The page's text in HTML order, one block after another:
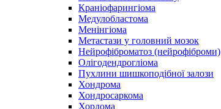
Краніофарингіома
Медулобластома
Менінгіома
Метастази у головний мозок
Нейрофіброматоз (нейрофіброми)
Олігодендрогліома
Пухлини шишкоподібної залози
Хондрома
Хондросаркома
Хордома